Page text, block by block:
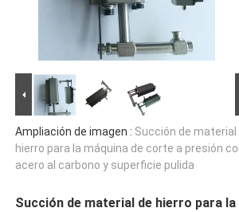
Ampliación de imagen : Succión de material
hierro para la máquina de corte a presión
acero al carbono y superficie pulida
Succión de material de hierro para